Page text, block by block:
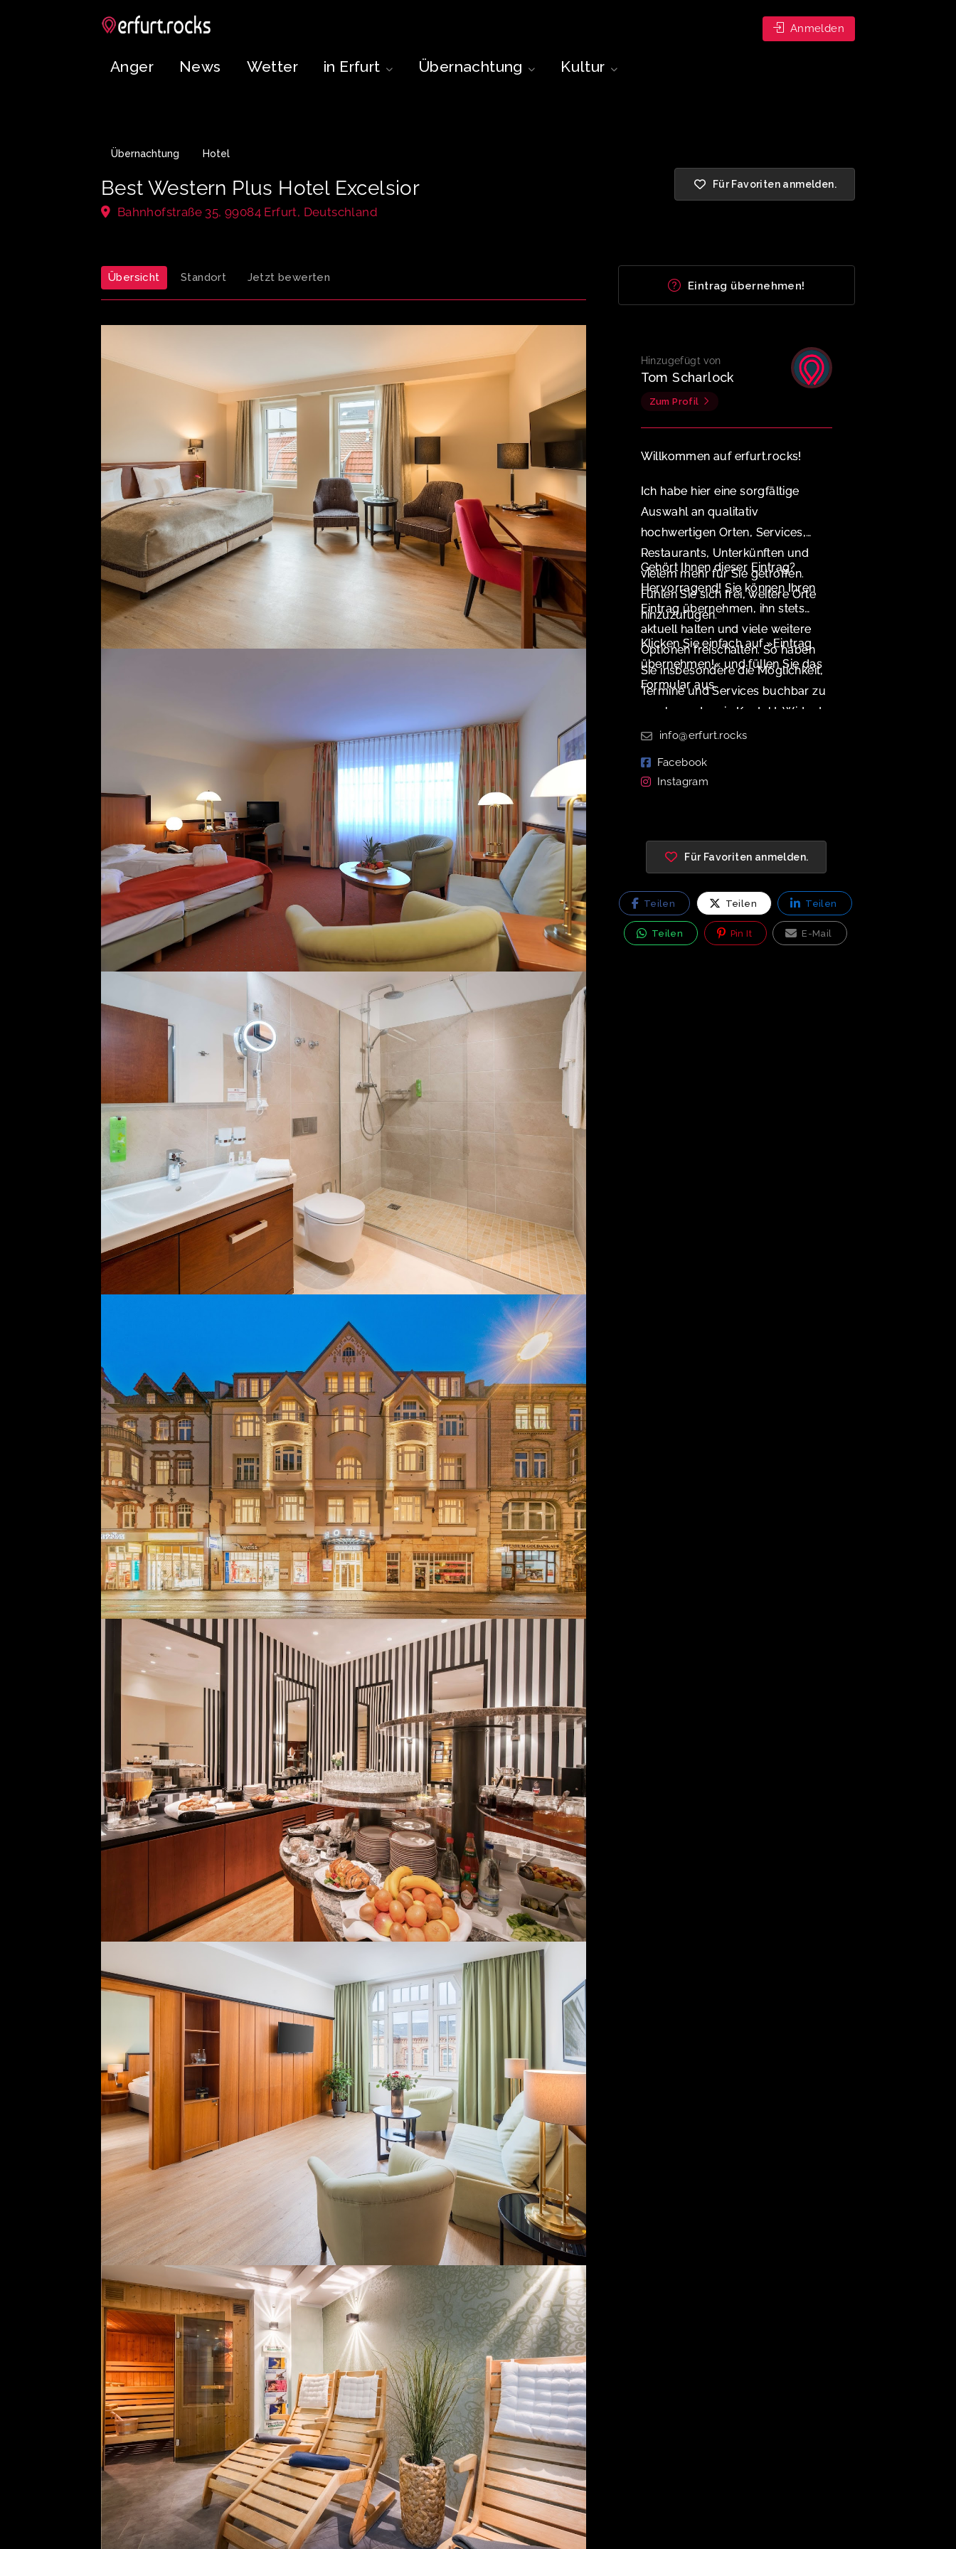
Anger News Wetter in Erfurt Übernachtung Kultur
Anmelden
Übernachtung Hotel
Best Western Plus Hotel Excelsior
Bahnhofstraße 35, 99084 Erfurt, Deutschland
Für Favoriten anmelden.
Übersicht Standort Jetzt bewerten
Eintrag übernehmen!
Hinzugefügt von
Tom Scharlock
Zum Profil
Willkommen auf erfurt.rocks!
Ich habe hier eine sorgfältige
Auswahl an qualitativ
hochwertigen Orten, Services,
Restaurants, Unterkünften und
vielem mehr für Sie getroffen.
Fühlen Sie sich frei, weitere Orte
hinzuzufügen.
Gehört Ihnen dieser Eintrag?
Hervorragend! Sie können Ihren
Eintrag übernehmen, ihn stets
aktuell halten und viele weitere
Optionen freischalten. So haben
Sie insbesondere die Möglichkeit,
Termine und Services buchbar zu
machen oder ein Kontakt-Widget
zu aktivieren.
Klicken Sie einfach auf »Eintrag
übernehmen!« und füllen Sie das
Formular aus.
info@erfurt.rocks
Facebook
Instagram
Für Favoriten anmelden.
Teilen Teilen Teilen
Teilen Pin It E-Mail